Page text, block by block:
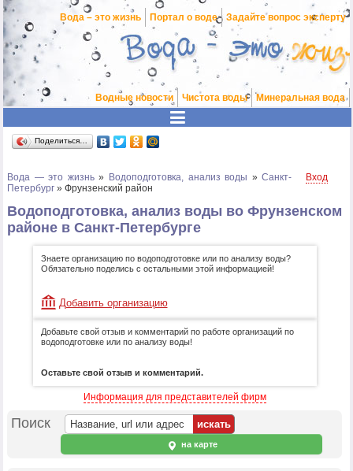
Вода – это жизнь Портал о воде Задайте вопрос эксперту
Водные новости Чистота воды Минеральная вода
Поделиться…
Вода — это жизнь» Водоподготовка, анализ воды »Санкт-
Петербург » Фрунзенский район
Вход
Водоподготовка, анализ воды во Фрунзенском
районе в Санкт-Петербурге
Знаете организацию по водоподготовке или по анализу воды?
Обязательно поделись с остальными этой информацией!
Добавить организацию
Добавьте свой отзыв и комментарий по работе организаций по
водоподготовке или по анализу воды!
Оставьте свой отзыв и комментарий.
Информация для представителей фирм
Поиск
на карте